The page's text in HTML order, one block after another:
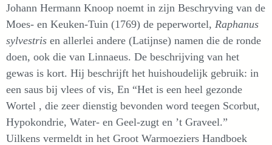
Johann Hermann Knoop noemt in zijn Beschryving van de
Moes- en Keuken-Tuin (1769) de peperwortel, Raphanus
sylvestris en allerlei andere (Latijnse) namen die de ronde
doen, ook die van Linnaeus. De beschrijving van het
gewas is kort. Hij beschrijft het huishoudelijk gebruik: in
een saus bij vlees of vis, En “Het is een heel gezonde
Wortel , die zeer dienstig bevonden word teegen Scorbut,
Hypokondrie, Water- en Geel-zugt en ’t Graveel.”
Uilkens vermeldt in het Groot Warmoeziers Handboek